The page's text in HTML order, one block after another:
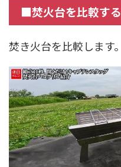
■焚火台を比較する
焚き火台を比較します。